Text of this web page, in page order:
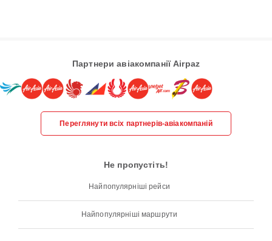
Партнери авіакомпанії Airpaz
Переглянути всіх партнерів-авіакомпаній
Не пропустіть!
Найпопулярніші рейси
Найпопулярніші маршрути